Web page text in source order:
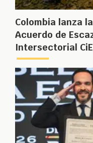
Colombia lanza
Acuerdo de
Intersectorial